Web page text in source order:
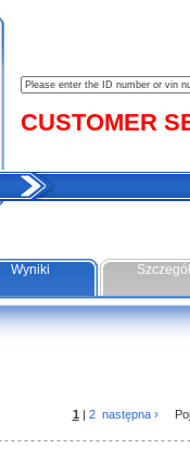
CUSTOMER
Wyniki
1 | 2 następna ›